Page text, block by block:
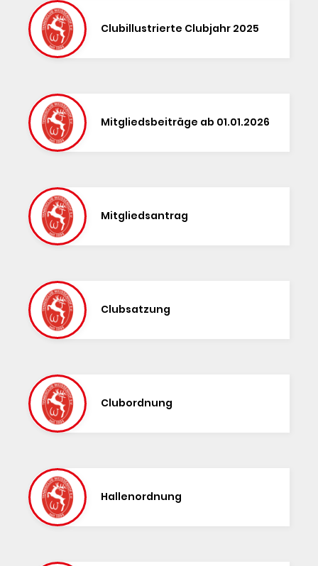
Clubillustrierte Clubjahr 2025
Mitgliedsbeiträge ab 01.01.2026
Mitgliedsantrag
Clubsatzung
Clubordnung
Hallenordnung